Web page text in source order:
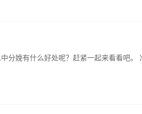
分娩有什么好处呢？赶紧一起来看看吧。